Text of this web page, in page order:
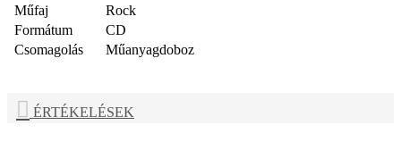
Műfaj
Rock
Formátum
CD
Csomagolás
Műanyagdoboz
ÉRTÉKELÉSEK